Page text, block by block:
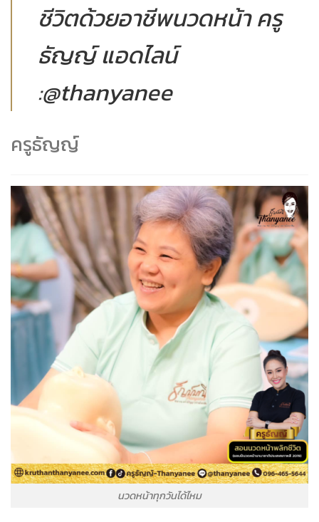
ชีวิตด้วยอาชีพนวดหน้า ครู
ธัญญ์ แอดไลน์
:@thanyanee
ครูธัญญ์
นวดหน้าทุกวันได้ไหม